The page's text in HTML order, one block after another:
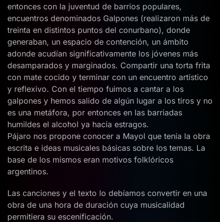
entonces con la juventud de barrios populares,
encuentros denominados Galpones (realizaron más de
treinta en distintos puntos del conurbano), donde
generaban, un espacio de contención, un ámbito
adonde acudían significativamente los jóvenes más
desamparados y marginados. Compartir una torta frita
con mate cocido y terminar con un encuentro artístico
y reflexivo. Con el tiempo fuimos a cantar a los
galpones y hemos salido de algún lugar a los tiros y no
es una metáfora, por entonces en las barriadas
humildes el alcohol ya hacía estragos.
Pájaro nos propone conocer a Mayol que tenía la obra
escrita e ideas musicales básicas sobre los temas. La
base de los mismos eran motivos folklóricos
argentinos.
Las canciones y el texto lo debíamos convertir en una
obra de una hora de duración cuya musicalidad
permitiera su escenificación.